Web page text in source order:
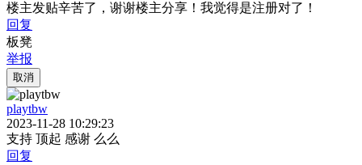
楼主发贴辛苦了，谢谢楼主分享！我觉得是注册对了！
回复
板凳
举报
取消
playtbw
2023-11-28 10:29:23
支持 顶起 感谢 么么
回复